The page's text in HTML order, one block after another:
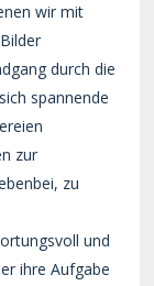
wir mit
durch die
spannende
zur
zu
und
ihre Aufgabe